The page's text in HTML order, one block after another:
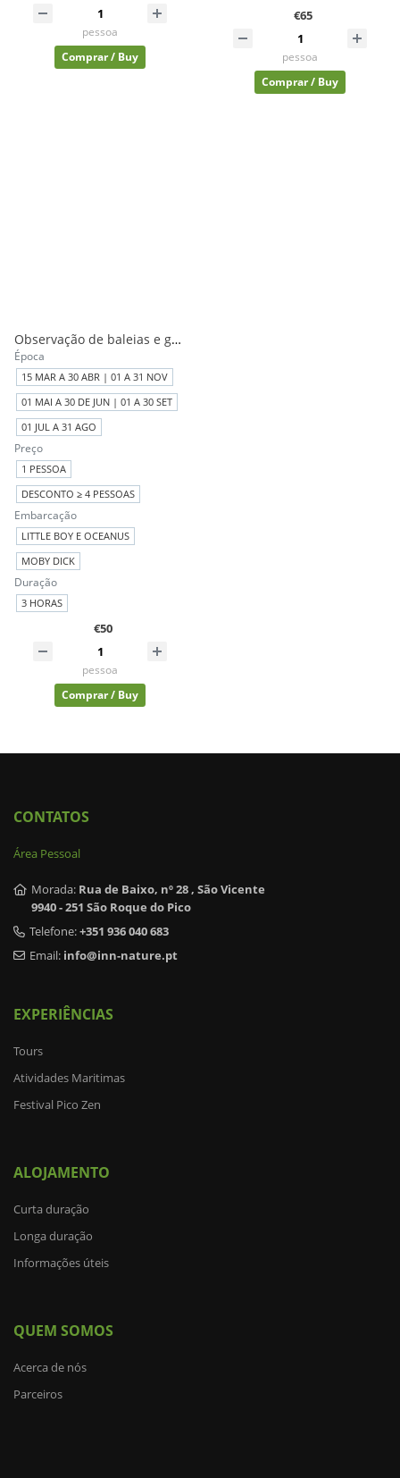
pessoa
Comprar / Buy
€65
pessoa
Comprar / Buy
Observação de baleias e gofinhos
Época
15 MAR A 30 ABR | 01 A 31 NOV
01 MAI A 30 DE JUN | 01 A 30 SET
01 JUL A 31 AGO
Preço
1 PESSOA
DESCONTO ≥ 4 PESSOAS
Embarcação
LITTLE BOY E OCEANUS
MOBY DICK
Duração
3 HORAS
€50
pessoa
Comprar / Buy
CONTATOS
Área Pessoal
Morada: Rua de Baixo, nº 28 , São Vicente
9940 - 251 São Roque do Pico
Telefone:+351 936 040 683
Email: info@inn-nature.pt
EXPERIÊNCIAS
Tours
Atividades Maritimas
Festival Pico Zen
ALOJAMENTO
Curta duração
Longa duração
Informações úteis
QUEM SOMOS
Acerca de nós
Parceiros